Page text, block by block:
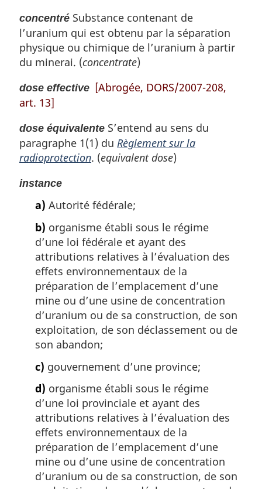
concentré Substance contenant de
l’uranium qui est obtenu par la séparation
physique ou chimique de l’uranium à partir
du minerai. (concentrate)
dose effective [Abrogée, DORS/2007-208,
art. 13]
dose équivalente S’entend au sens du
paragraphe 1(1) du Règlement sur la
radioprotection. (equivalent dose)
instance
a) Autorité fédérale;
b) organisme établi sous le régime
d’une loi fédérale et ayant des
attributions relatives à l’évaluation des
effets environnementaux de la
préparation de l’emplacement d’une
mine ou d’une usine de concentration
d’uranium ou de sa construction, de son
exploitation, de son déclassement ou de
son abandon;
c) gouvernement d’une province;
d) organisme établi sous le régime
d’une loi provinciale et ayant des
attributions relatives à l’évaluation des
effets environnementaux de la
préparation de l’emplacement d’une
mine ou d’une usine de concentration
d’uranium ou de sa construction, de son